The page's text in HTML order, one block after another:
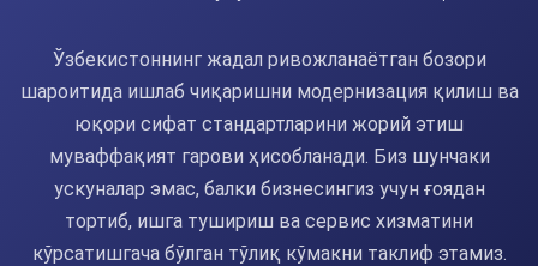
Ўзбекистоннинг жадал ривожланаётган бозори
шароитида ишлаб чиқаришни модернизация қилиш ва
юқори сифат стандартларини жорий этиш
муваффақият гарови ҳисобланади. Биз шунчаки
ускуналар эмас, балки бизнесингиз учун ғоядан
тортиб, ишга тушириш ва сервис хизматини
кўрсатишгача бўлган тўлиқ кўмакни таклиф этамиз.